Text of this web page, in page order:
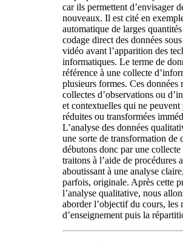
car ils permettent d’envisager
nouveaux. Il est cité en
automatique de larges
codage direct des données
vidéo avant l’apparition des
informatiques. Le terme de
référence à une collecte
plusieurs formes. Ces données
collectes d’observations ou
et contextuelles qui ne peuvent
réduites ou transformées
L’analyse des données
une sorte de transformation de
débutons donc par une
traitons à l’aide de procédures
aboutissant à une analyse
parfois, originale. Après cette
l’analyse qualitative, nous
aborder l’objectif du cours, les
d’enseignement puis la